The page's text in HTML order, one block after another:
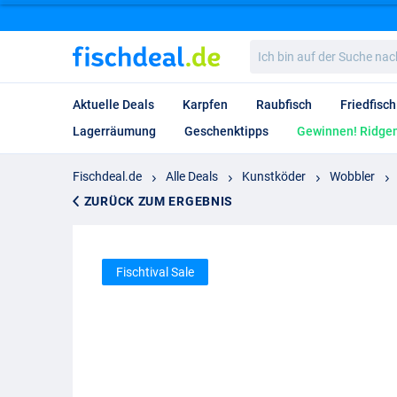
bin
auf
Suche
nach…
Aktuelle Deals Karpfen Raubfisch
Friedfisch
Lagerräumung
Geschenktipps Gewinnen!
Fischdeal.de Alle Deals Kunstköder
Wobbler
ZURÜCK ZUM ERGEBNIS
Fischtival Sale